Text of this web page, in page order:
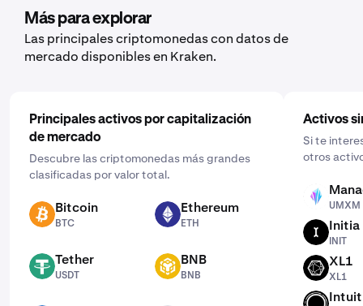
Después, introduce la cantidad que quieres, selecciona
la frecuencia haciendo clic en “Una vez” y elige una
programación que se ajuste a ti: diaria, semanal o
mensual.
Más para explorar
Las principales criptomonedas con datos de
mercado disponibles en Kraken.
Principales activos por capitalización
de mercado
Descubre las criptomonedas más grandes
clasificadas por valor total.
BTC Bitcoin
BTC
ETH Ethereum
ETH
USDT Tether
USDT
BNB BNB
BNB
Activos
Si te
otros
UMXM
UMXM
Initia
INIT
XL1 XL1
XL1
TRUST